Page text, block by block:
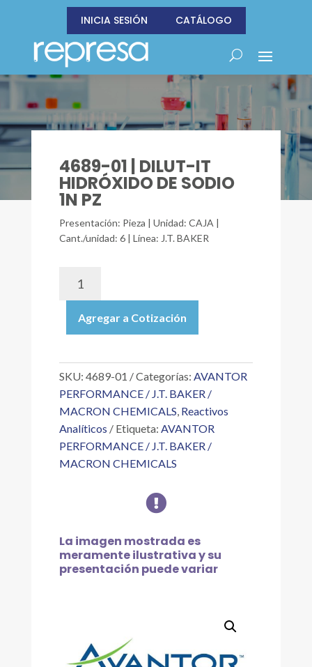
INICIA SESIÓN CATÁLOGO
4689-01 | DILUT-IT
HIDRÓXIDO DE SODIO
1N PZ
Presentación: Pieza | Unidad: CAJA |
Cant./unidad: 6 | Línea: J.T. BAKER
DILUT-
IT
DE
1N
PZ
cantidad
Agregar a Cotización
SKU: 4689-01 Categorías: AVANTOR
PERFORMANCE / J.T. BAKER /
MACRON CHEMICALS, Reactivos
Analíticos
Etiqueta: AVANTOR
PERFORMANCE / J.T. BAKER /
MACRON CHEMICALS

La imagen mostrada es
meramente ilustrativa y su
presentación puede variar